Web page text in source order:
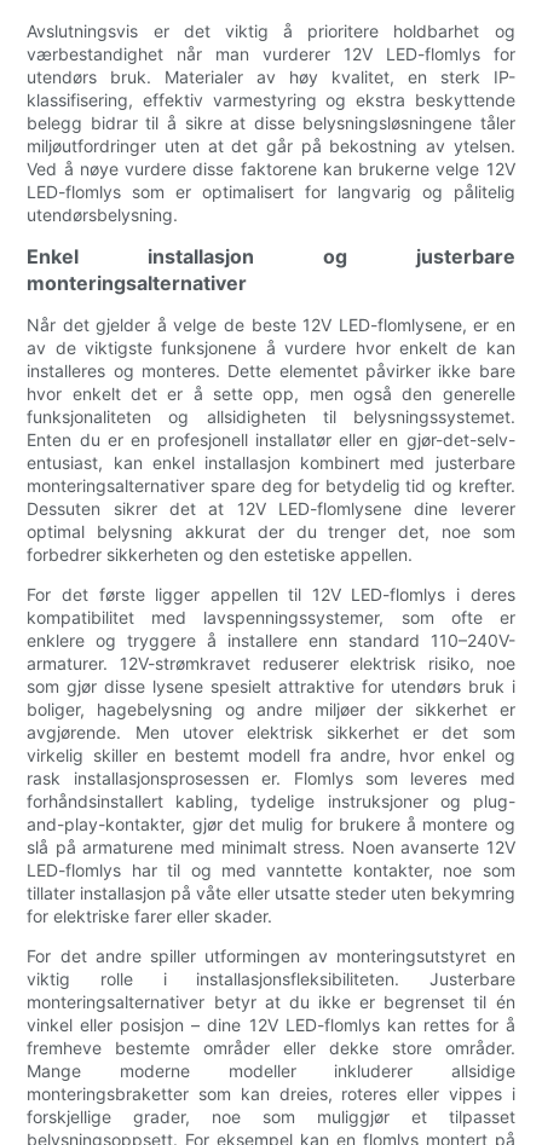
Avslutningsvis er det viktig å prioritere holdbarhet og
værbestandighet når man vurderer 12V LED-flomlys for
utendørs bruk. Materialer av høy kvalitet, en sterk IP-
klassifisering, effektiv varmestyring og ekstra beskyttende
belegg bidrar til å sikre at disse belysningsløsningene tåler
miljøutfordringer uten at det går på bekostning av ytelsen.
Ved å nøye vurdere disse faktorene kan brukerne velge 12V
LED-flomlys som er optimalisert for langvarig og pålitelig
utendørsbelysning.
Enkel installasjon og justerbare
monteringsalternativer
Når det gjelder å velge de beste 12V LED-flomlysene, er en
av de viktigste funksjonene å vurdere hvor enkelt de kan
installeres og monteres. Dette elementet påvirker ikke bare
hvor enkelt det er å sette opp, men også den generelle
funksjonaliteten og allsidigheten til belysningssystemet.
Enten du er en profesjonell installatør eller en gjør-det-selv-
entusiast, kan enkel installasjon kombinert med justerbare
monteringsalternativer spare deg for betydelig tid og krefter.
Dessuten sikrer det at 12V LED-flomlysene dine leverer
optimal belysning akkurat der du trenger det, noe som
forbedrer sikkerheten og den estetiske appellen.
For det første ligger appellen til 12V LED-flomlys i deres
kompatibilitet med lavspenningssystemer, som ofte er
enklere og tryggere å installere enn standard 110–240V-
armaturer. 12V-strømkravet reduserer elektrisk risiko, noe
som gjør disse lysene spesielt attraktive for utendørs bruk i
boliger, hagebelysning og andre miljøer der sikkerhet er
avgjørende. Men utover elektrisk sikkerhet er det som
virkelig skiller en bestemt modell fra andre, hvor enkel og
rask installasjonsprosessen er. Flomlys som leveres med
forhåndsinstallert kabling, tydelige instruksjoner og plug-
and-play-kontakter, gjør det mulig for brukere å montere og
slå på armaturene med minimalt stress. Noen avanserte 12V
LED-flomlys har til og med vanntette kontakter, noe som
tillater installasjon på våte eller utsatte steder uten bekymring
for elektriske farer eller skader.
For det andre spiller utformingen av monteringsutstyret en
viktig rolle i installasjonsfleksibiliteten. Justerbare
monteringsalternativer betyr at du ikke er begrenset til én
vinkel eller posisjon – dine 12V LED-flomlys kan rettes for å
fremheve bestemte områder eller dekke store områder.
Mange moderne modeller inkluderer allsidige
monteringsbraketter som kan dreies, roteres eller vippes i
forskjellige grader, noe som muliggjør et tilpasset
belysningsoppsett. For eksempel kan en flomlys montert på